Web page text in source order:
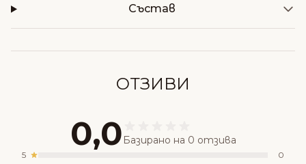
Състав
ОТЗИВИ
0,0 Базирано на 0 отзива
5
0